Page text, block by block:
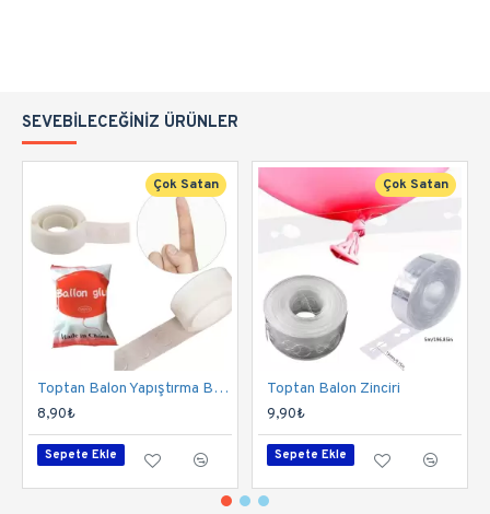
SEVEBILECEĞINIZ ÜRÜNLER
Çok Satan
Toptan Balon Yapıştırma Bandı
8,90₺
Sepete Ekle
Çok Satan
Toptan Balon Zinciri
9,90₺
Sepete Ekle